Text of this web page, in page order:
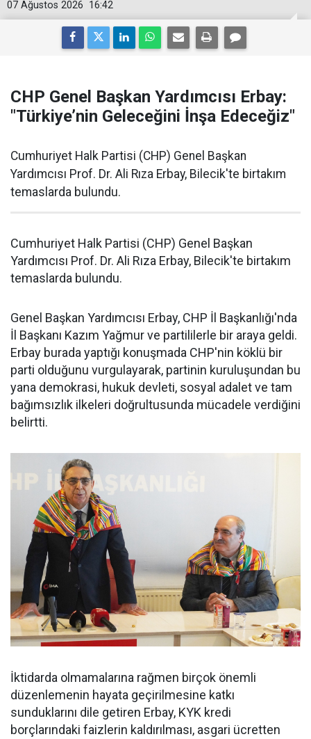
16:42
07 Ağustos 2026
CHP Genel Başkan Yardımcısı Erbay:
"Türkiye’nin Geleceğini İnşa Edeceğiz"
Cumhuriyet Halk Partisi (CHP) Genel Başkan
Yardımcısı Prof. Dr. Ali Rıza Erbay, Bilecik'te birtakım
temaslarda bulundu.
Cumhuriyet Halk Partisi (CHP) Genel Başkan
Yardımcısı Prof. Dr. Ali Rıza Erbay, Bilecik'te birtakım
temaslarda bulundu.
Genel Başkan Yardımcısı Erbay, CHP İl Başkanlığı'nda
İl Başkanı Kazım Yağmur ve partililerle bir araya geldi.
Erbay burada yaptığı konuşmada CHP'nin köklü bir
parti olduğunu vurgulayarak, partinin kuruluşundan bu
yana demokrasi, hukuk devleti, sosyal adalet ve tam
bağımsızlık ilkeleri doğrultusunda mücadele verdiğini
belirtti.
İktidarda olmamalarına rağmen birçok önemli
düzenlemenin hayata geçirilmesine katkı
sunduklarını dile getiren Erbay, KYK kredi
borçlarındaki faizlerin kaldırılması, asgari ücretten